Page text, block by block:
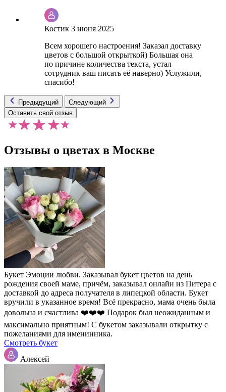
Костик 3 июня 2025
Всем хорошего настроения! Заказал доставку
цветов с большой открыткой) Большая она
по причине количества текста, устал
сотрудник ваш писать её наверно) Услужили,
спасибо!
Предыдущий
Следующий
Оставить свой отзыв
Отзывы о цветах в Москве
Букет Эмоции любви. Заказывал букет цветов на день
рождения своей маме, причём, заказывал онлайн из Питера с
доставкой до адреса получателя в липецкой области. Букет
вручили в указанное время! Всё прекрасно, мама очень была
довольна и счастлива ❤️❤️❤️ Подарок был неожиданным и
максимально приятным! С букетом заказывали открытку с
пожеланиями для именинника.
Смотреть букет
Алексей